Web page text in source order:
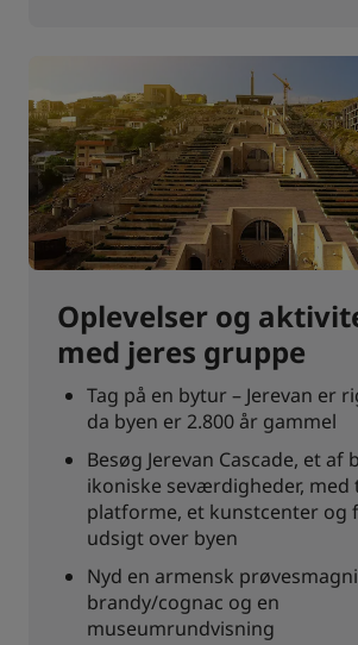
Oplevelser og
med jeres gruppe
Tag på en bytur – Jerevan er
da byen er 2.800 år gammel
Besøg Jerevan Cascade, et af
ikoniske seværdigheder, med
platforme, et kunstcenter og
udsigt over byen
Nyd en armensk
brandy/cognac og en
museumrundvisning